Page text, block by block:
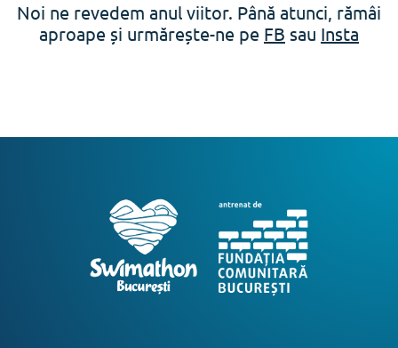
Noi ne revedem anul viitor. Până atunci, rămâi
aproape și urmărește-ne pe FB sau Insta